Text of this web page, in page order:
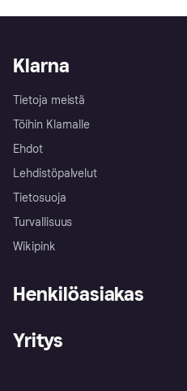
Klarna
Tietoja meistä
Töihin Klarnalle
Ehdot
Lehdistöpalvelut
Tietosuoja
Turvallisuus
Wikipink
Henkilöasiakas
Kirjaudu sisään
Yritys